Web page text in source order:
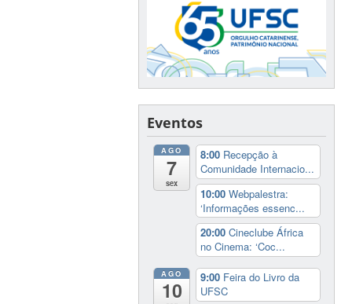
Eventos
AGO
7
sex
8:00 Recepção à
Comunidade Internacio...
10:00Webpalestra:
‘Informações essenc...
20:00Cineclube África
no Cinema: ‘Coc...
AGO
10
9:00 Feira do Livro da
UFSC